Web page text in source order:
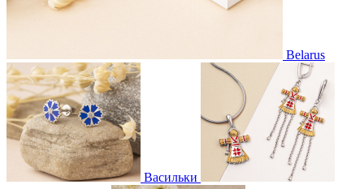
Belarus
Васильки